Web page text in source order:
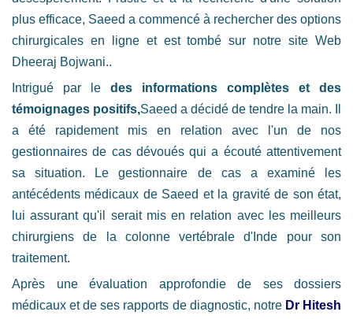
plus efficace, Saeed a commencé à rechercher des options
chirurgicales en ligne et est tombé sur notre site Web
Dheeraj Bojwani..
Intrigué par le des informations complètes et des
témoignages positifs,Saeed a décidé de tendre la main. Il
a été rapidement mis en relation avec l'un de nos
gestionnaires de cas dévoués qui a écouté attentivement
sa situation. Le gestionnaire de cas a examiné les
antécédents médicaux de Saeed et la gravité de son état,
lui assurant qu'il serait mis en relation avec les meilleurs
chirurgiens de la colonne vertébrale d'Inde pour son
traitement.
Après une évaluation approfondie de ses dossiers
médicaux et de ses rapports de diagnostic, notre Dr Hitesh